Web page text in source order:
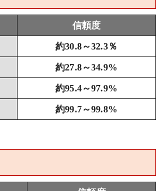
信頼度
約30.8～32.3％
約27.8～34.9%
約95.4～97.9%
約99.7～99.8%